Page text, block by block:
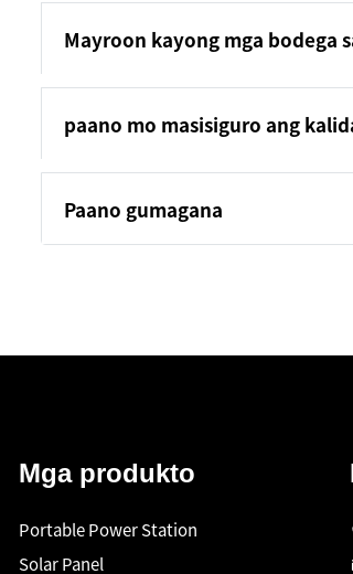
Mayroon kayong mga bodega
paano mo masisiguro ang
Paano gumagana
Mga produkto
Portable Power Station
Solar Panel